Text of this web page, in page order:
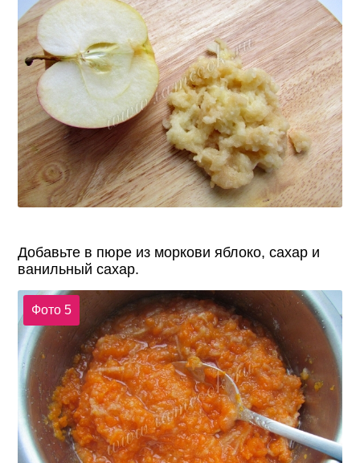
Добавьте в пюре из моркови яблоко, сахар и
ванильный сахар.
Фото 5